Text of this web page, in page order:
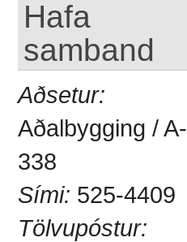
Hafa
samband
Aðsetur:
Aðalbygging / A-
338
Sími: 525-4409
Tölvupóstur: